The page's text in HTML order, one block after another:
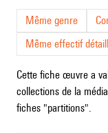
Même genre
Même effectif
Cette fiche œuvre a
collections de la
fiches "partitions".